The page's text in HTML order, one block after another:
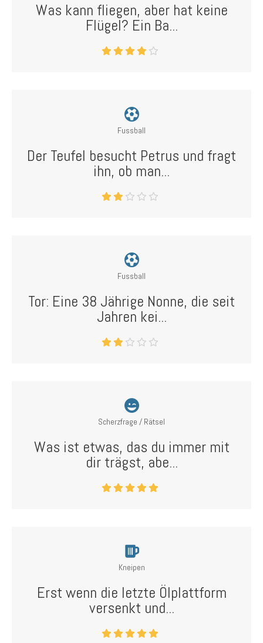
Was kann fliegen, aber hat keine
Flügel? Ein Ba...
Fussball
Der Teufel besucht Petrus und fragt
ihn, ob man...
Fussball
Tor: Eine 38 Jährige Nonne, die seit
Jahren kei...
Scherzfrage / Rätsel
Was ist etwas, das du immer mit
dir trägst, abe...
Kneipen
Erst wenn die letzte Ölplattform
versenkt und...